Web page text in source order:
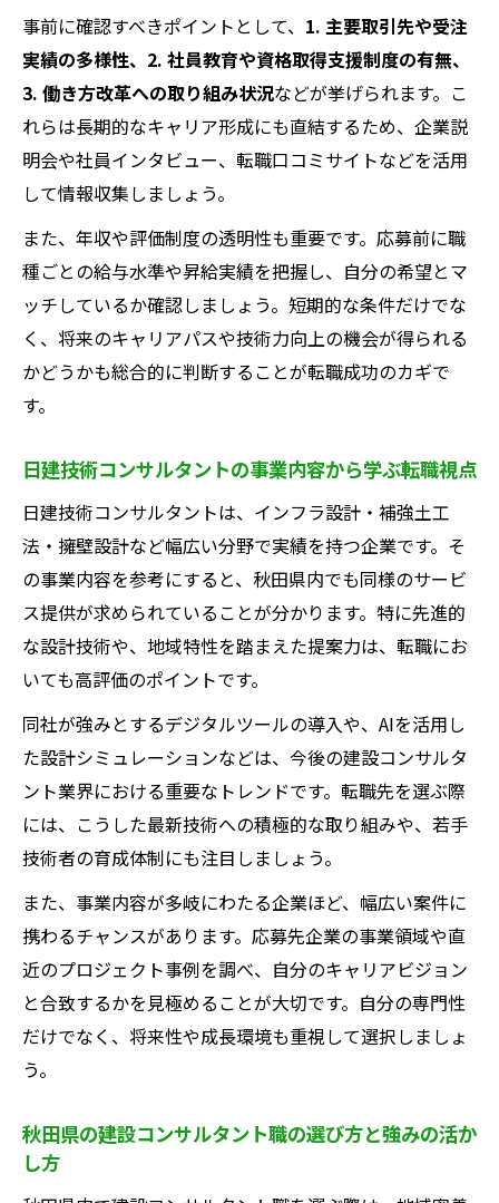
事前に確認すべきポイントとして、 1. 主要取引先や受注
実績の多様性、2. 社員教育や資格取得支援制度の有無、
3. 働き方改革への取り組み状況などが挙げられます。こ
れらは長期的なキャリア形成にも直結するため、企業説
明会や社員インタビュー、転職口コミサイトなどを活用
して情報収集しましょう。
また、年収や評価制度の透明性も重要です。応募前に職
種ごとの給与水準や昇給実績を把握し、自分の希望とマ
ッチしているか確認しましょう。短期的な条件だけでな
く、将来のキャリアパスや技術力向上の機会が得られる
かどうかも総合的に判断することが転職成功のカギで
す。
日建技術コンサルタントの事業内容から学ぶ転職視点
日建技術コンサルタントは、インフラ設計・補強土工
法・擁壁設計など幅広い分野で実績を持つ企業です。そ
の事業内容を参考にすると、秋田県内でも同様のサービ
ス提供が求められていることが分かります。特に先進的
な設計技術や、地域特性を踏まえた提案力は、転職にお
いても高評価のポイントです。
同社が強みとするデジタルツールの導入や、AIを活用し
た設計シミュレーションなどは、今後の建設コンサルタ
ント業界における重要なトレンドです。転職先を選ぶ際
には、こうした最新技術への積極的な取り組みや、若手
技術者の育成体制にも注目しましょう。
また、事業内容が多岐にわたる企業ほど、幅広い案件に
携わるチャンスがあります。応募先企業の事業領域や直
近のプロジェクト事例を調べ、自分のキャリアビジョン
と合致するかを見極めることが大切です。自分の専門性
だけでなく、将来性や成長環境も重視して選択しましょ
う。
秋田県の建設コンサルタント職の選び方と強みの活か
し方